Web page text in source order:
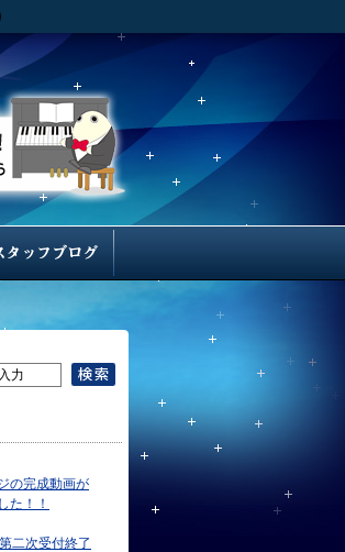
の完成動画が
た！！
二次受付終了